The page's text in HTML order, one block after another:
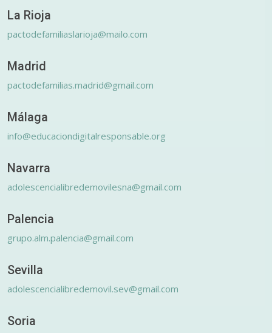
La Rioja
pactodefamiliaslarioja@mailo.com
Madrid
pactodefamilias.madrid@gmail.com
Málaga
info@educaciondigitalresponsable.org
Navarra
adolescencialibredemovilesna@gmail.com
Palencia
grupo.alm.palencia@gmail.com
Sevilla
adolescencialibredemovil.sev@gmail.com
Soria